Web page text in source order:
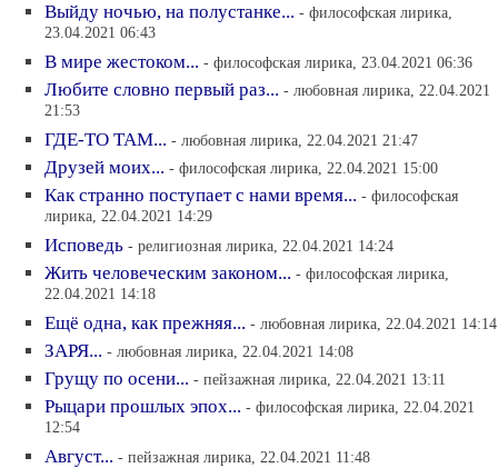
Выйду ночью, на полустанке... - философская лирика,
23.04.2021 06:43
В мире жестоком... - философская лирика, 23.04.2021 06:36
Любите словно первый раз... - любовная лирика, 22.04.2021
21:53
ГДЕ-ТО ТАМ... - любовная лирика, 22.04.2021 21:47
Друзей моих... - философская лирика, 22.04.2021 15:00
Как странно поступает с нами время... - философская
лирика, 22.04.2021 14:29
Исповедь - религиозная лирика, 22.04.2021 14:24
Жить человеческим законом... - философская лирика,
22.04.2021 14:18
Ещё одна, как прежняя... - любовная лирика, 22.04.2021 14:14
ЗАРЯ... - любовная лирика, 22.04.2021 14:08
Грущу по осени... - пейзажная лирика, 22.04.2021 13:11
Рыцари прошлых эпох... - философская лирика, 22.04.2021
12:54
Август... - пейзажная лирика, 22.04.2021 11:48